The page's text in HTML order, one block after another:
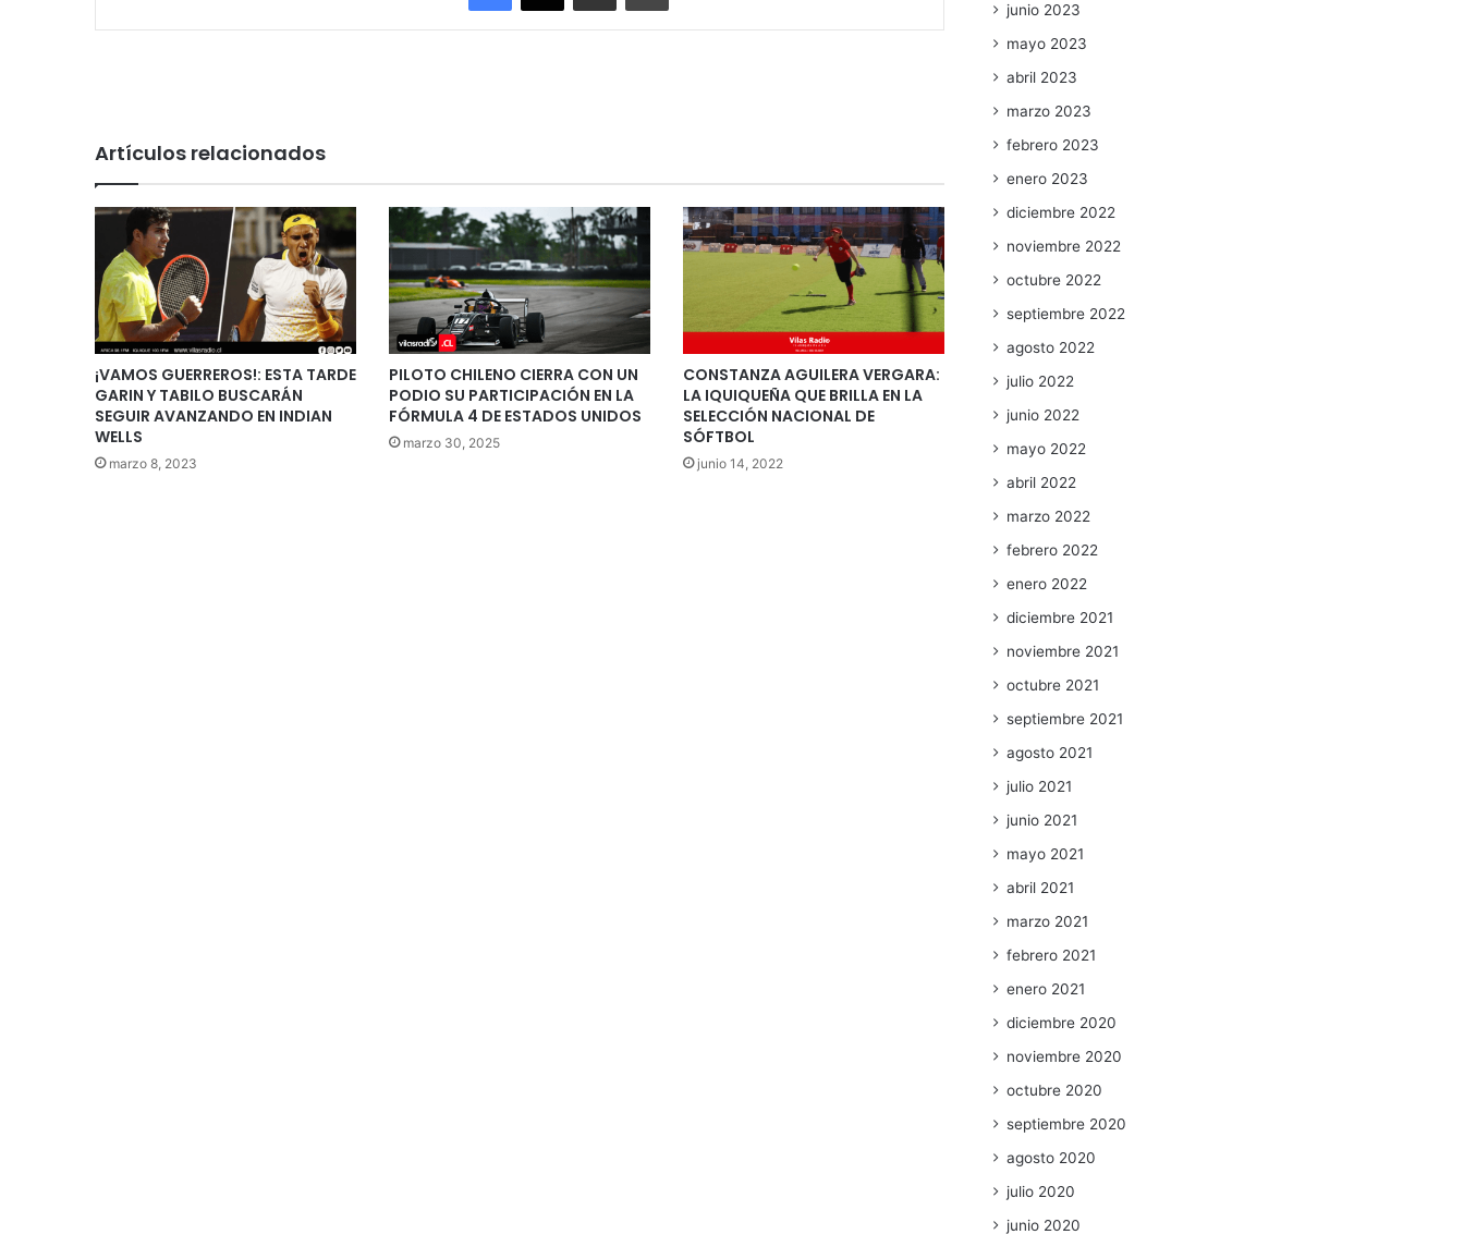
Artículos relacionados
¡VAMOS GUERREROS!: ESTA TARDE
GARIN Y TABILO BUSCARÁN
SEGUIR AVANZANDO EN INDIAN
WELLS
marzo 8, 2023
PILOTO CHILENO CIERRA CON UN
PODIO SU PARTICIPACIÓN EN LA
FÓRMULA 4 DE ESTADOS UNIDOS
marzo 30, 2025
CONSTANZA AGUILERA VERGARA:
LA IQUIQUEÑA QUE BRILLA EN LA
SELECCIÓN NACIONAL DE
SÓFTBOL
junio 14, 2022
junio 2023
mayo 2023
abril 2023
marzo 2023
febrero 2023
enero 2023
diciembre 2022
noviembre 2022
octubre 2022
septiembre 2022
agosto 2022
julio 2022
junio 2022
mayo 2022
abril 2022
marzo 2022
febrero 2022
enero 2022
diciembre 2021
noviembre 2021
octubre 2021
septiembre 2021
agosto 2021
julio 2021
junio 2021
mayo 2021
abril 2021
marzo 2021
febrero 2021
enero 2021
diciembre 2020
noviembre 2020
octubre 2020
septiembre 2020
agosto 2020
julio 2020
junio 2020